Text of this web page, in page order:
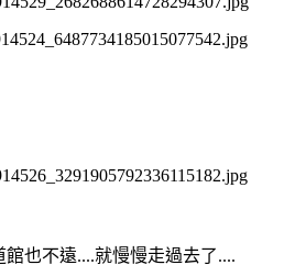
也不遠....就慢慢走過去了....